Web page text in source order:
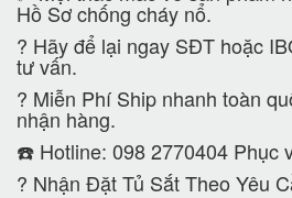
Hồ Sơ chống cháy nổ.
? Hãy để lại ngay SĐT hoặc
tư vấn.
? Miễn Phí Ship nhanh toàn
nhận hàng.
☎️ Hotline: 098 2770404 Phục
? Nhận Đặt Tủ Sắt Theo Yêu